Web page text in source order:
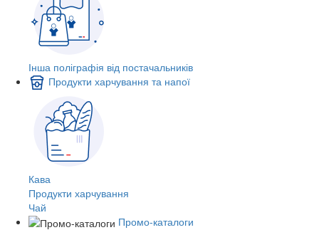
Інша поліграфія від постачальників
Продукти харчування та напої
Кава
Продукти харчування
Чай
Промо-каталоги